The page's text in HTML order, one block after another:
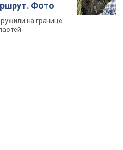
Фото
на границе